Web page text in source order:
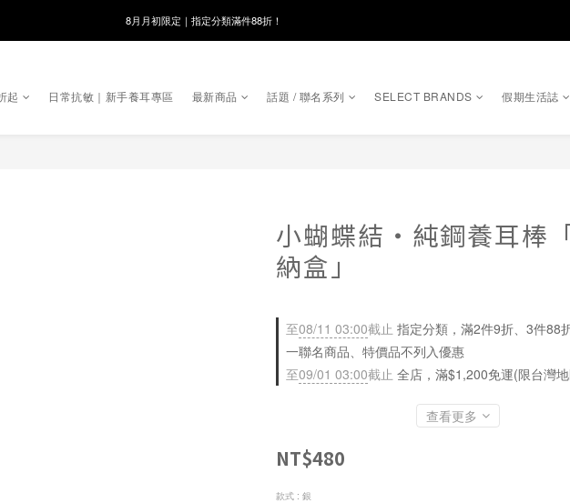
8月月初限定｜指定分類滿件88折！
線在，好事發生｜祈願新品 第2件享9折
8月月初限定｜指定分類滿件88折！
起 日常抗敏｜新手養耳專區 最新商品 話題 / 聯名系列 SELECT BRANDS 假期生活誌
小蝴蝶結・純鋼養耳棒
納盒」
至08/11 03:00截止 指定分類，滿2件9折、3件88
一聯名商品、特價品不列入優惠
至09/01 03:00截止 全店，滿$1,200免運(限台灣
查看更多
NT$480
款式 : 銀